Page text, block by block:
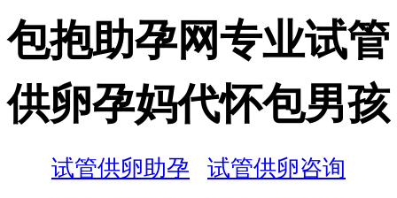
包抱助孕网专业试管
供卵孕妈代怀包男孩
试管供卵助孕
试管供卵咨询